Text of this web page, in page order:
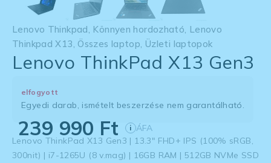
Lenovo Thinkpad Könnyen hordozható Lenovo
Thinkpad X13 Összes laptop Üzleti laptopok
Lenovo ThinkPad X13 Gen3
elfogyott
Egyedi darab, ismételt beszerzése nem garantálható.
239 990 Ft i ÁFA
Lenovo ThinkPad X13 Gen3 | 13.3″ FHD+ IPS (100% sRGB,
300nit) | i7-1265U (8 v.mag) | 16GB RAM | 512GB NVMe SSD